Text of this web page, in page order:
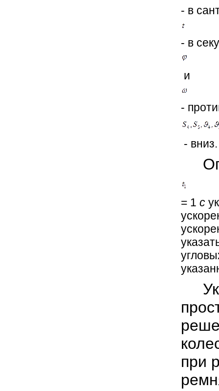
- в
- в
и
-
- вниз.
= 1 с
при